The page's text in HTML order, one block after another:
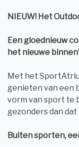
NIEUW! Het
Een gloednieuw
het nieuwe
Met het
genieten van een
vorm van sport te
gezonders dan dat
Buiten sporten,